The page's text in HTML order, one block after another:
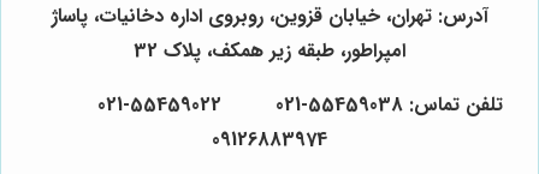
آدرس: تهران، خیابان قزوین، روبروی اداره دخانیات، پاساژ
امپراطور، طبقه زیر همکف، پلاک 32
09126883974